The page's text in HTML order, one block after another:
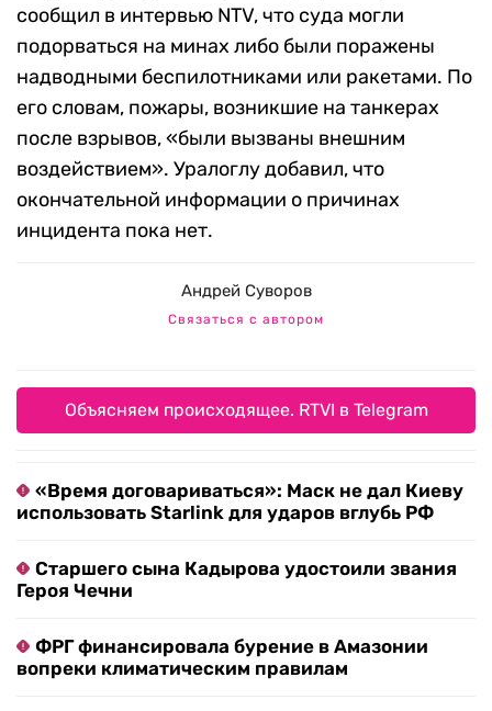
сообщил в интервью NTV, что суда могли
подорваться на минах либо были поражены
надводными беспилотниками или ракетами. По
его словам, пожары, возникшие на танкерах
после взрывов, «были вызваны внешним
воздействием». Уралоглу добавил, что
окончательной информации о причинах
инцидента пока нет.
Андрей Суворов
Связаться с автором
Объясняем происходящее. RTVI в Telegram
«Время договариваться»: Маск не дал Киеву
использовать Starlink для ударов вглубь РФ
Старшего сына Кадырова удостоили звания
Героя Чечни
ФРГ финансировала бурение в Амазонии
вопреки климатическим правилам